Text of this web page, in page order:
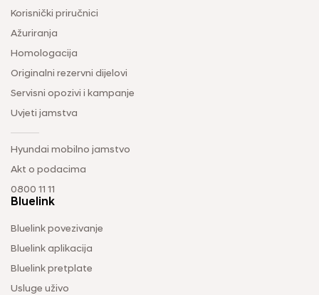
Korisnički priručnici
Ažuriranja
Homologacija
Originalni rezervni dijelovi
Servisni opozivi i kampanje
Uvjeti jamstva
Hyundai mobilno jamstvo
Akt o podacima
0800 11 11
Bluelink
Bluelink povezivanje
Bluelink aplikacija
Bluelink pretplate
Usluge uživo